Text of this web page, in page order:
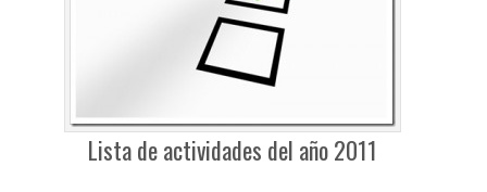
Lista de actividades del año 2011